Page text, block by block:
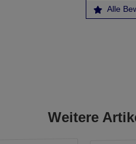
Alle
Weitere